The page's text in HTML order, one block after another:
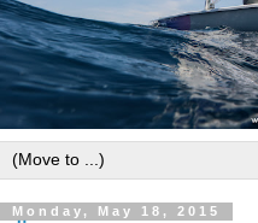
Monday, May 18, 2015